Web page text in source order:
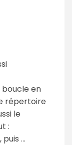
en
répertoire
le
:
...